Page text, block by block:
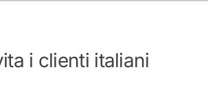
i clienti italiani